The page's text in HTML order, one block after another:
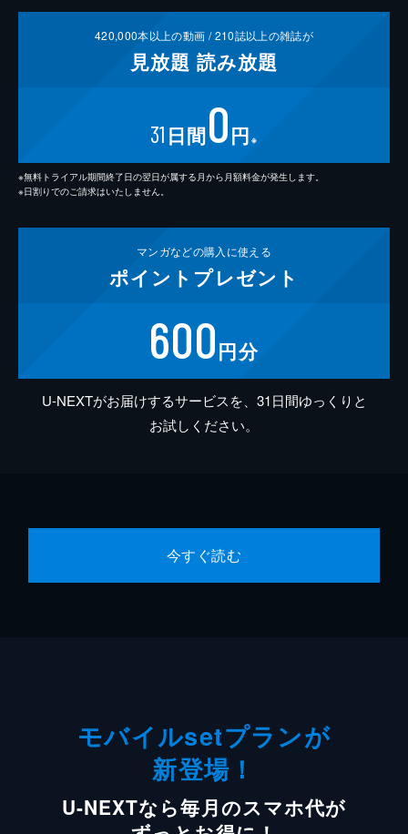
420,000本以上の動画 /210誌以上の雑誌が
見放題 読み放題
31 日間0円 ※
※無料トライアル期間終了日の翌日が属する月から月額料金が発生します。
※日割りでのご請求はいたしません。
マンガなどの購入に使える
ポイント プレゼント
600円分
U-NEXTがお届けするサービスを、31日間ゆっくりと
お試しください。
今すぐ読む
モバイルsetプランが
新登場！
U-NEXTなら毎月のスマホ代が